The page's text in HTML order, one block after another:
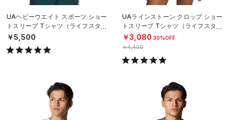
UAヘビーウエイト スポーツ ショー
トスリーブ Tシャツ（ライフスタイ
ル/MEN）
￥5,500
UAラインストーン クロップ ショー
トスリーブ Tシャツ（ライフスタイ
ル/WOMEN）
￥3,080 30%OFF
￥4,400